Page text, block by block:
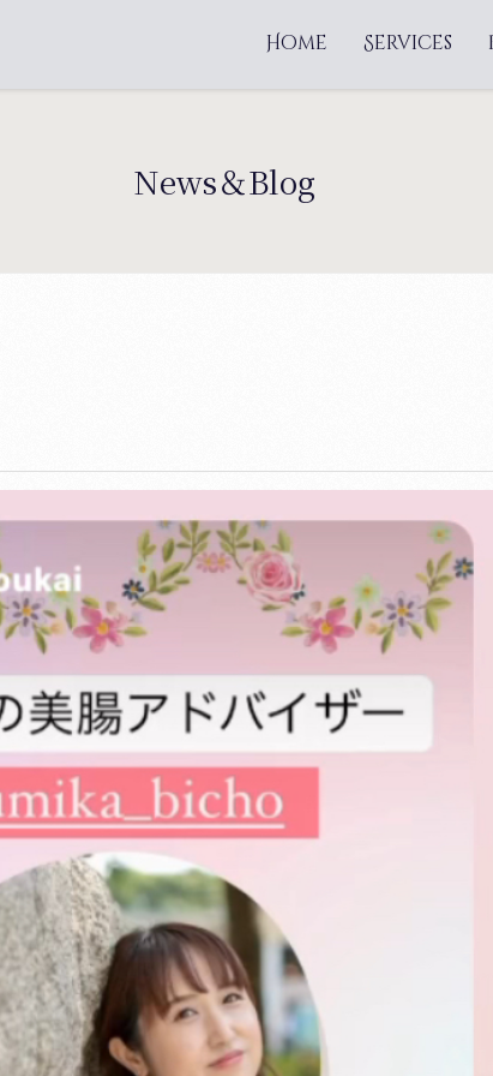
Home Services
News＆Blog